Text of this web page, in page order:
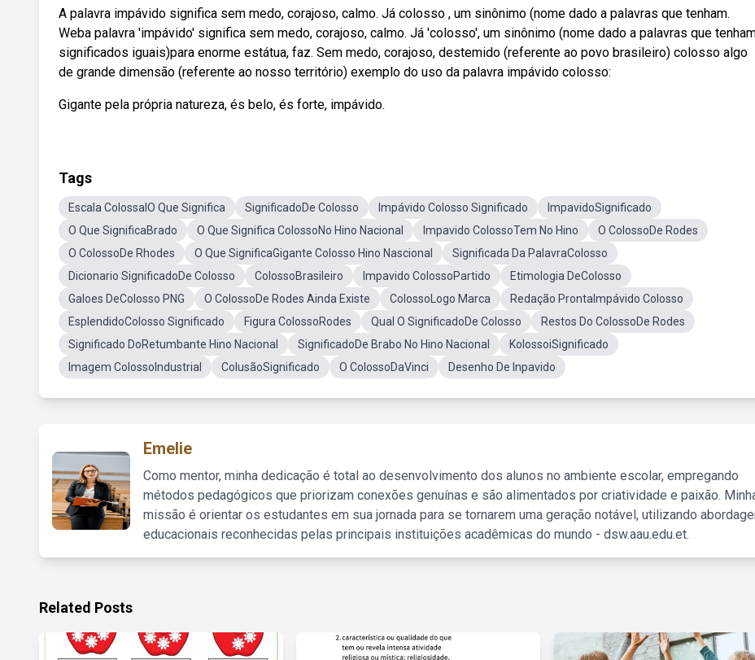
A palavra impávido significa sem medo, corajoso, calmo. Já colosso , um sinônimo (nome dado a palavras que tenham.
Weba palavra 'impávido' significa sem medo, corajoso, calmo. Já 'colosso', um sinônimo (nome dado a palavras que
significados iguais)para enorme estátua, faz. Sem medo, corajoso, destemido (referente ao povo brasileiro) colosso algo
de grande dimensão (referente ao nosso território) exemplo do uso da palavra impávido colosso:
Gigante pela própria natureza, és belo, és forte, impávido.
Tags
Escala ColossalO Que Significa SignificadoDe Colosso Impávido Colosso Significado
ImpavidoSignificado
O Que SignificaBrado
O Que Significa ColossoNo Hino Nacional Impavido ColossoTem No Hino
O ColossoDe Rodes
O ColossoDe Rhodes
O Que SignificaGigante Colosso Hino Nascional
Significada Da PalavraColosso
Dicionario SignificadoDe Colosso
ColossoBrasileiro Impavido ColossoPartido
Etimologia DeColosso
Galoes DeColosso PNG
O ColossoDe Rodes Ainda Existe ColossoLogo Marca
Redação ProntaImpávido Colosso
EsplendidoColosso Significado
Figura ColossoRodes Qual O SignificadoDe Colosso
Restos Do ColossoDe Rodes
Significado DoRetumbante Hino Nacional
SignificadoDe Brabo No Hino Nacional
KolossoiSignificado
Imagem ColossoIndustrial
ColusãoSignificado O ColossoDaVinci Desenho De Inpavido
Emelie
Como mentor, minha dedicação é total ao desenvolvimento dos alunos no ambiente escolar, empregando
métodos pedagógicos que priorizam conexões genuínas e são alimentados por criatividade e paixão.
missão é orientar os estudantes em sua jornada para se tornarem uma geração notável, utilizando
educacionais reconhecidas pelas principais instituições acadêmicas do mundo - dsw.aau.edu.et.
Related Posts